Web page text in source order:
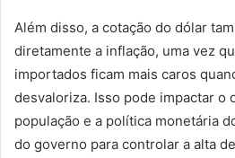
Além disso, a cotação do dólar
diretamente a inflação, uma vez
importados ficam mais caros
desvaloriza. Isso pode impactar o
população e a política monetária
do governo para controlar a alta